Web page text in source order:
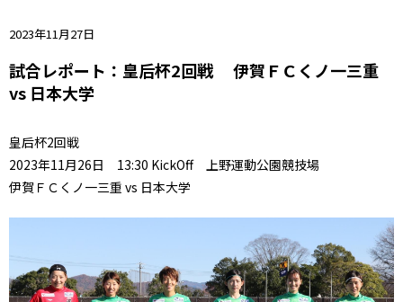
2023年11月27日
試合レポート：皇后杯2回戦 伊賀ＦＣくノ一三重
vs 日本大学
皇后杯2回戦
2023年11月26日 13:30 KickOff 上野運動公園競技場
伊賀ＦＣくノ一三重 vs 日本大学